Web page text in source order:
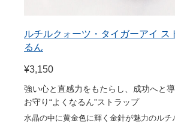
ルチルクォーツ・タイガーアイ ス
るん
¥3,150
強い心と直感力をもたらし、成功へと
お守り“よくなるん”ストラップ
水晶の中に黄金色に輝く金針が魅力のル